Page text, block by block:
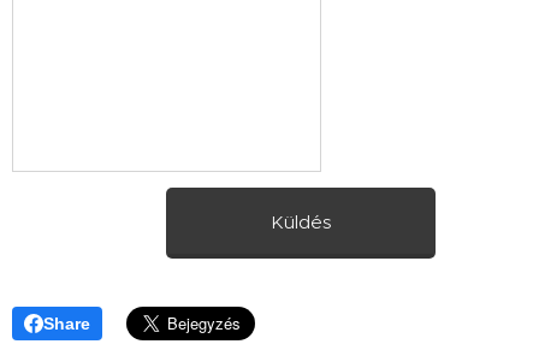
Küldés
Share